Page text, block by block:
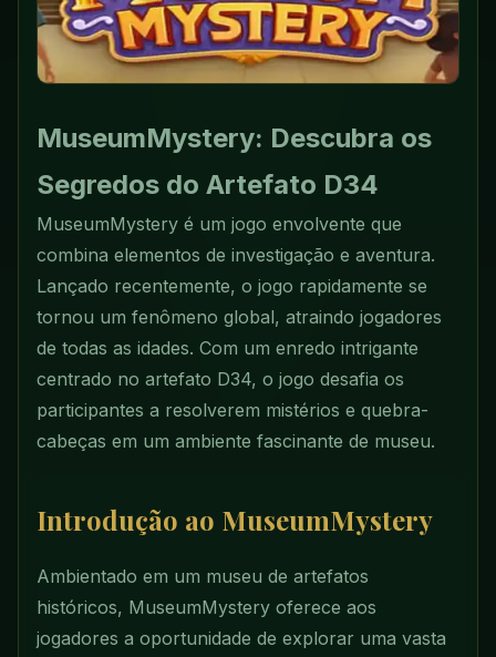
MuseumMystery: Descubra os
Segredos do Artefato D34
MuseumMystery é um jogo envolvente que
combina elementos de investigação e aventura.
Lançado recentemente, o jogo rapidamente se
tornou um fenômeno global, atraindo jogadores
de todas as idades. Com um enredo intrigante
centrado no artefato D34, o jogo desafia os
participantes a resolverem mistérios e quebra-
cabeças em um ambiente fascinante de museu.
Introdução ao MuseumMystery
Ambientado em um museu de artefatos
históricos, MuseumMystery oferece aos
jogadores a oportunidade de explorar uma vasta